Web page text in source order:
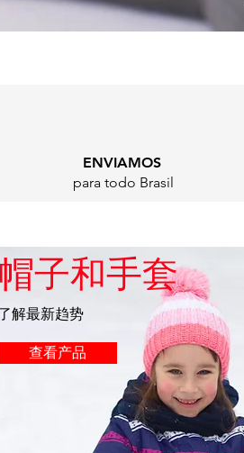
ENVIAMOS
para todo Brasil
帽子和手套
解最新趋势
查看产品